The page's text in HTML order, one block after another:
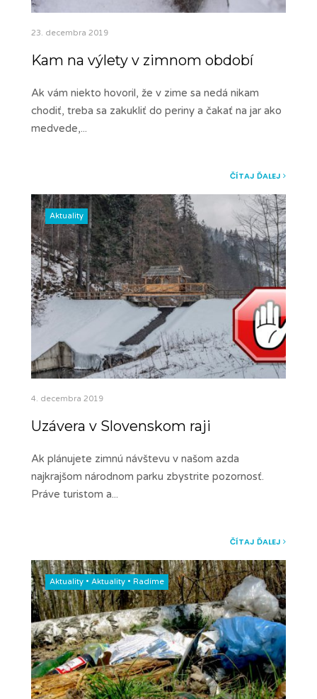
23. decembra 2019
Kam na výlety v zimnom období
Ak vám niekto hovoril, že v zime sa nedá nikam
chodiť, treba sa zakukliť do periny a čakať na jar ako
medvede,...
ČÍTAJ ĎALEJ
Aktuality
4. decembra 2019
Uzávera v Slovenskom raji
Ak plánujete zimnú návštevu v našom azda
najkrajšom národnom parku zbystrite pozornosť.
Práve turistom a...
ČÍTAJ ĎALEJ
Aktuality • Aktuality • Radíme